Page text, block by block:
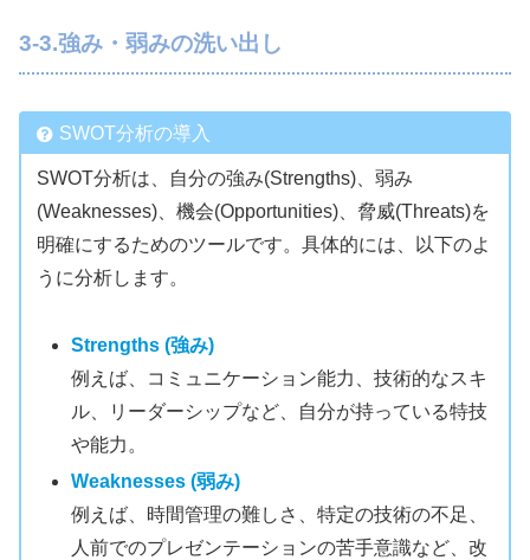
3-3.強み・弱みの洗い出し
SWOT分析の導入
SWOT分析は、自分の強み(Strengths)、弱み
(Weaknesses)、機会(Opportunities)、脅威(Threats)を
明確にするためのツールです。具体的には、以下のよ
うに分析します。
Strengths (強み)
例えば、コミュニケーション能力、技術的なスキ
ル、リーダーシップなど、自分が持っている特技
や能力。
Weaknesses (弱み)
例えば、時間管理の難しさ、特定の技術の不足、
人前でのプレゼンテーションの苦手意識など、改